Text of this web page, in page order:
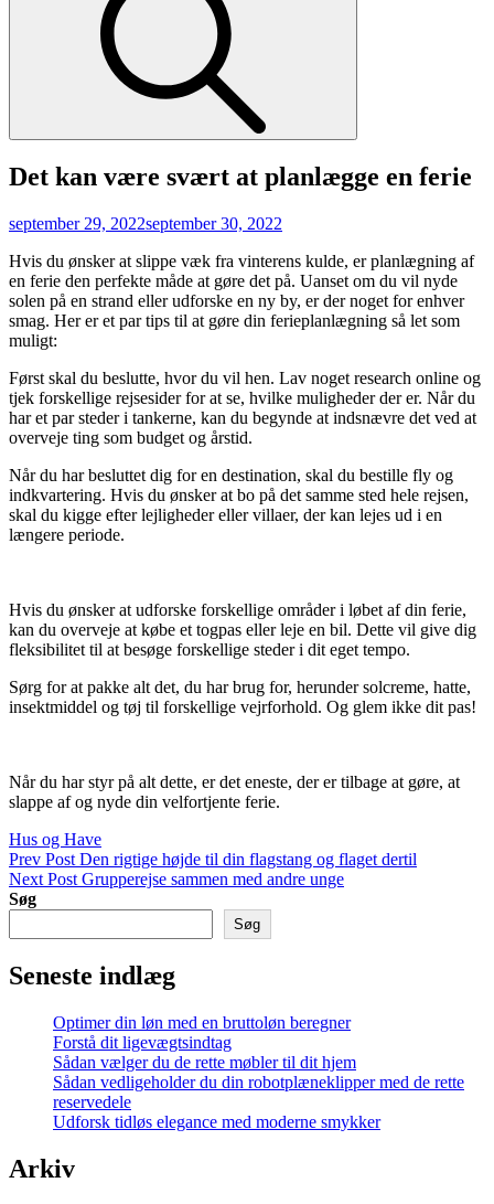
Det kan være svært at planlægge en ferie
Posted
september 29, 2022september 30, 2022
Hvis du ønsker at slippe væk fra vinterens kulde, er planlægning af
en ferie den perfekte måde at gøre det på. Uanset om du vil nyde
solen på en strand eller udforske en ny by, er der noget for enhver
smag. Her er et par tips til at gøre din ferieplanlægning så let som
muligt:
Først skal du beslutte, hvor du vil hen. Lav noget research online og
tjek forskellige rejsesider for at se, hvilke muligheder der er. Når du
har et par steder i tankerne, kan du begynde at indsnævre det ved at
overveje ting som budget og årstid.
Når du har besluttet dig for en destination, skal du bestille fly og
indkvartering. Hvis du ønsker at bo på det samme sted hele rejsen,
skal du kigge efter lejligheder eller villaer, der kan lejes ud i en
længere periode.
Hvis du ønsker at udforske forskellige områder i løbet af din ferie,
kan du overveje at købe et togpas eller leje en bil. Dette vil give dig
fleksibilitet til at besøge forskellige steder i dit eget tempo.
Sørg for at pakke alt det, du har brug for, herunder solcreme, hatte,
insektmiddel og tøj til forskellige vejrforhold. Og glem ikke dit pas!
Når du har styr på alt dette, er det eneste, der er tilbage at gøre, at
slappe af og nyde din velfortjente ferie.
Categories
Hus og Have
Indlægsnavigation
Previous
Post
Prev Post Den rigtige højde til din flagstang og flaget dertil
Next
Post
Next Post Grupperejse sammen med andre unge
Søg
Søg
Seneste indlæg
Optimer din løn med en bruttoløn beregner
Forstå dit ligevægtsindtag
Sådan vælger du de rette møbler til dit hjem
Sådan vedligeholder du din robotplæneklipper med de rette
reservedele
Udforsk tidløs elegance med moderne smykker
Arkiv